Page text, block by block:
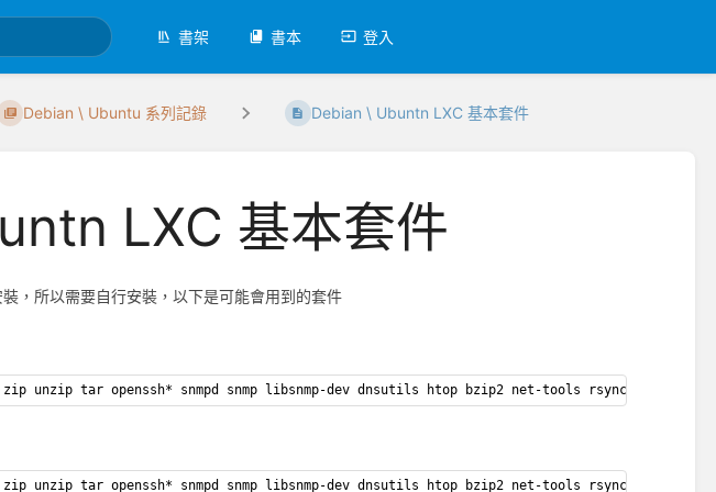
書架 書本 登入
Debian \ Ubuntu 系列記錄 Debian \ Ubuntn LXC 基本套件
LXC 基本套件
，所以需要自行安裝，以下是可能會用到的套件
unzip tar openssh* snmpd snmp libsnmp-dev dnsutils htop bzip2 net-tools rsync curl
unzip tar openssh* snmpd snmp libsnmp-dev dnsutils htop bzip2 net-tools rsync curl